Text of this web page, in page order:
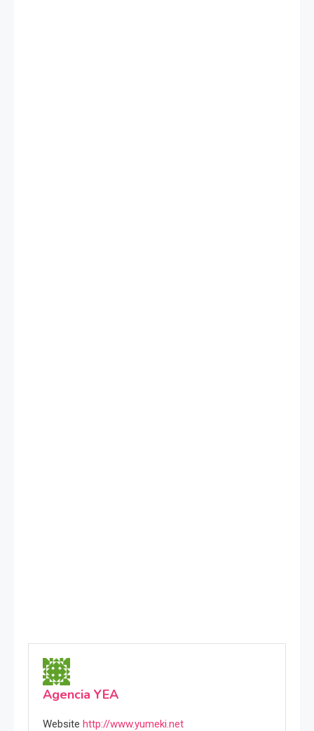
Agencia YEA
Website http://www.yumeki.net